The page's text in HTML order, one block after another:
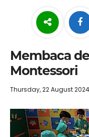
Membaca
Montessori
Thursday, 22 August 2024